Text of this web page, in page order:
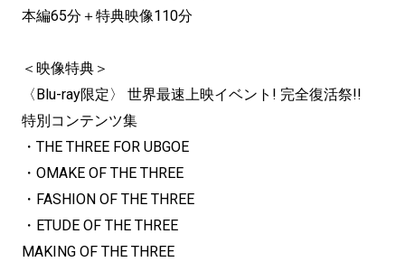
本編65分＋特典映像110分
＜映像特典＞
〈Blu-ray限定〉 世界最速上映イベント! 完全復活祭!!
特別コンテンツ集
・THE THREE FOR UBGOE
・OMAKE OF THE THREE
・FASHION OF THE THREE
・ETUDE OF THE THREE
MAKING OF THE THREE